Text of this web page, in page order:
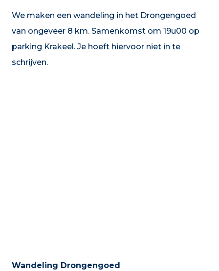
We maken een wandeling in het Drongengoed
van ongeveer 8 km. Samenkomst om 19u00 op
parking Krakeel. Je hoeft hiervoor niet in te
schrijven.
Wandeling Drongengoed